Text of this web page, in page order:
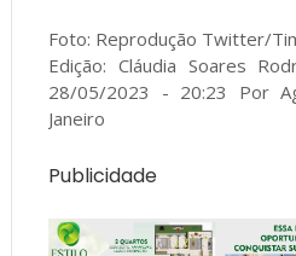
Foto: Reprodução Twitter/
Edição: Cláudia Soares
28/05/2023 - 20:23 Por
Janeiro
Publicidade